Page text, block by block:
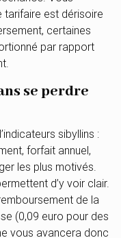
est dérisoire
certaines
par rapport
se perdre
sibyllins :
forfait annuel,
les plus motivés.
d’y voir clair.
de la
(0,09 euro pour des
vous avancera donc